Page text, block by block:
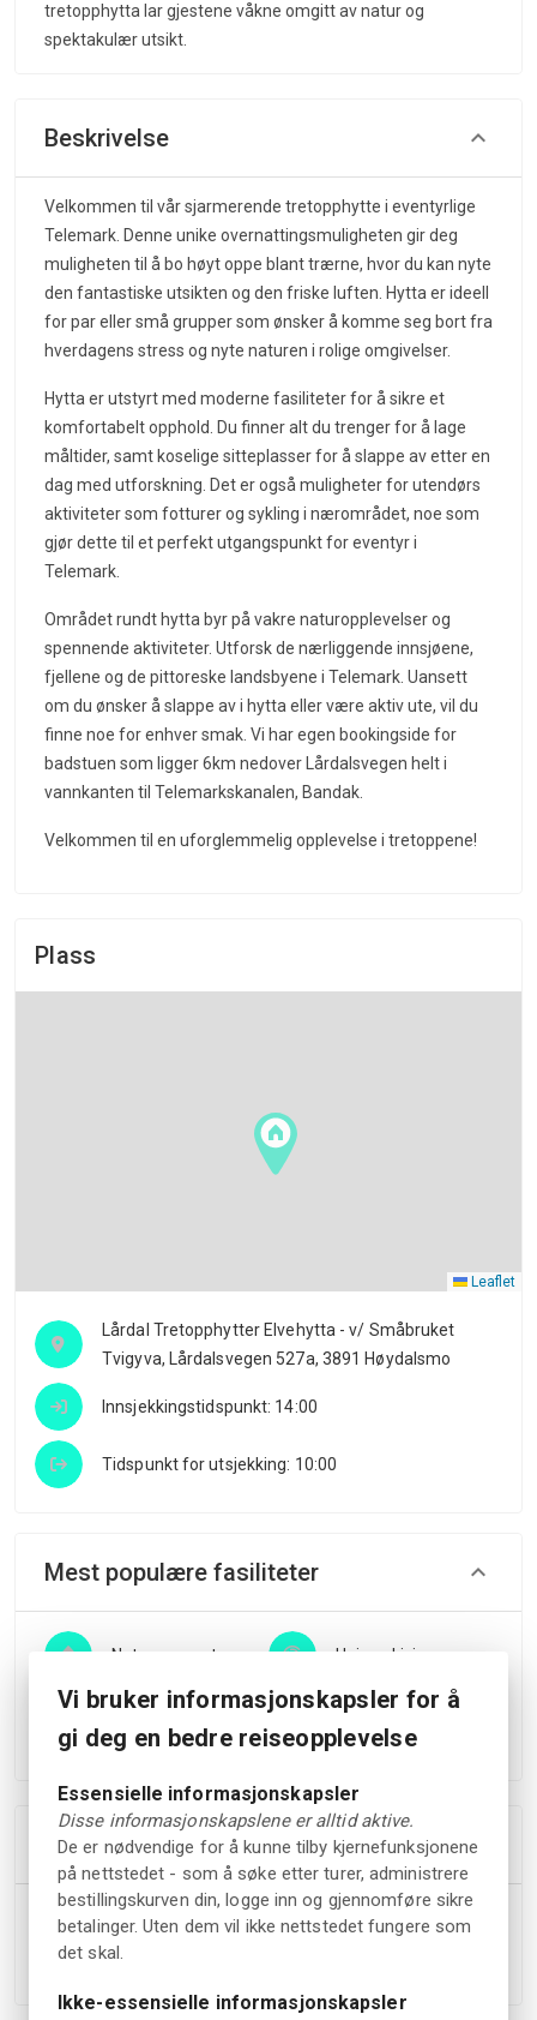
tretopphytta lar gjestene våkne omgitt av natur og
spektakulær utsikt.
Beskrivelse
Velkommen til vår sjarmerende tretopphytte i eventyrlige
Telemark. Denne unike overnattingsmuligheten gir deg
muligheten til å bo høyt oppe blant trærne, hvor du kan nyte
den fantastiske utsikten og den friske luften. Hytta er ideell
for par eller små grupper som ønsker å komme seg bort fra
hverdagens stress og nyte naturen i rolige omgivelser.
Hytta er utstyrt med moderne fasiliteter for å sikre et
komfortabelt opphold. Du finner alt du trenger for å lage
måltider, samt koselige sitteplasser for å slappe av etter en
dag med utforskning. Det er også muligheter for utendørs
aktiviteter som fotturer og sykling i nærområdet, noe som
gjør dette til et perfekt utgangspunkt for eventyr i
Telemark.
Området rundt hytta byr på vakre naturopplevelser og
spennende aktiviteter. Utforsk de nærliggende innsjøene,
fjellene og de pittoreske landsbyene i Telemark. Uansett
om du ønsker å slappe av i hytta eller være aktiv ute, vil du
finne noe for enhver smak. Vi har egen bookingside for
badstuen som ligger 6km nedover Lårdalsvegen helt i
vannkanten til Telemarkskanalen, Bandak.
Velkommen til en uforglemmelig opplevelse i tretoppene!
Plass
Leaflet
Lårdal Tretopphytter Elvehytta - v/ Småbruket
Tvigyva, Lårdalsvegen 527a, 3891 Høydalsmo
Innsjekkingstidspunkt: 14:00
Tidspunkt for utsjekking: 10:00
Mest populære fasiliteter
Naturreservat Unique Living
Avbestillingsregler
Du har rett til å få refundert hele bestillingsbeløpet hvis
du avbestiller bestillingen din minst 30 dager før
Vi bruker informasjonskapsler for å
gi deg en bedre reiseopplevelse
Essensielle informasjonskapsler
Disse informasjonskapslene er alltid aktive.
De er nødvendige for å kunne tilby kjernefunksjonene
på nettstedet - som å søke etter turer, administrere
bestillingskurven din, logge inn og gjennomføre sikre
betalinger. Uten dem vil ikke nettstedet fungere som
det skal.
Ikke-essensielle informasjonskapsler